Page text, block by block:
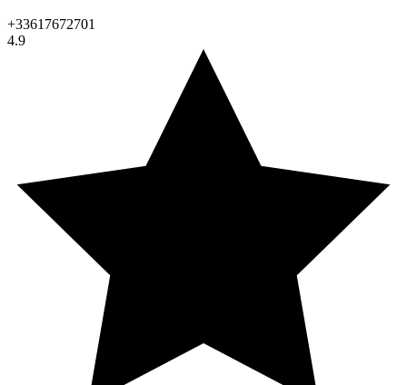
+33617672701
4.9